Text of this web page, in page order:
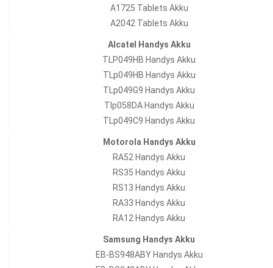
A1725 Tablets Akku
A2042 Tablets Akku
Alcatel Handys Akku
TLP049HB Handys Akku
TLp049HB Handys Akku
TLp049G9 Handys Akku
Tlp058DA Handys Akku
TLp049C9 Handys Akku
Motorola Handys Akku
RA52 Handys Akku
RS35 Handys Akku
RS13 Handys Akku
RA33 Handys Akku
RA12 Handys Akku
Samsung Handys Akku
EB-BS948ABY Handys Akku